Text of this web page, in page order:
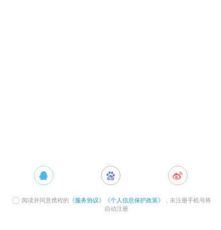
阅读并同意携程的 《服务协议》 《个人信息保护政策》
，未注册手机号将
自动注册